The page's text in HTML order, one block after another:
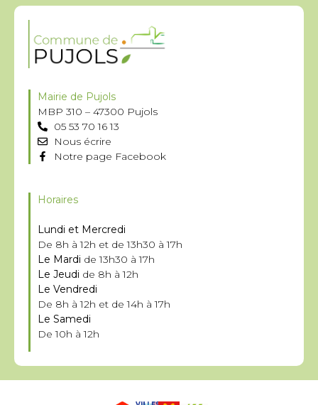
Mairie de Pujols
MBP 310 – 47300 Pujols
05 53 70 16 13
Nous écrire
Notre page Facebook
Horaires
Lundi et Mercredi
De 8h à 12h et de 13h30 à 17h
Le Mardi de 13h30 à 17h
Le Jeudi de 8h à 12h
Le Vendredi
De 8h à 12h et de 14h à 17h
Le Samedi
De 10h à 12h